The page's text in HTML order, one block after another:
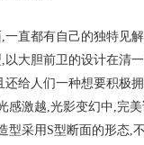
一直都有自己的独特见
以大胆前卫的设计在清
给人们一种想要积极
感激越,光影变幻中,完
型采用S型断面的形态,